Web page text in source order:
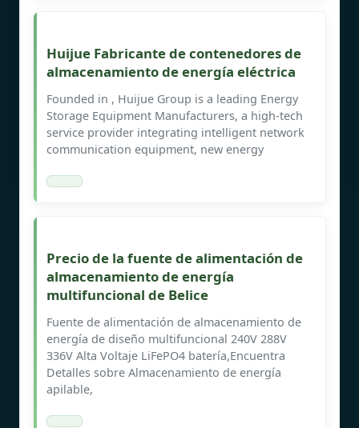
Huijue Fabricante de contenedores de
almacenamiento de energía eléctrica
Founded in , Huijue Group is a leading Energy
Storage Equipment Manufacturers, a high-tech
service provider integrating intelligent network
communication equipment, new energy
Precio de la fuente de alimentación de
almacenamiento de energía
multifuncional de Belice
Fuente de alimentación de almacenamiento de
energía de diseño multifuncional 240V 288V
336V Alta Voltaje LiFePO4 batería,Encuentra
Detalles sobre Almacenamiento de energía
apilable,